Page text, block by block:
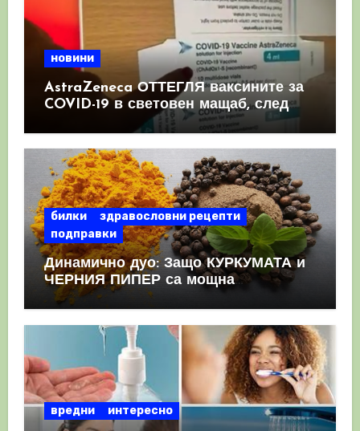
новини
AstraZeneca ОТТЕГЛЯ ваксините за
COVID-19 в световен мащаб, след
като призна, че те причиняват
билки
здравословни рецепти
подправки
Динамично дуо: Защо КУРКУМАТА и
ЧЕРНИЯ ПИПЕР са мощна
комбинация
вредни интересно